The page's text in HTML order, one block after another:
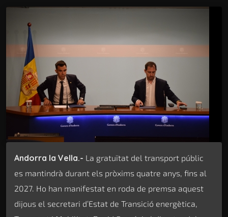
Andorra la Vella.- La gratuïtat del transport públic
es mantindrà durant els pròxims quatre anys, fins al
2027. Ho han manifestat en roda de premsa aquest
dijous el secretari d’Estat de Transició energètica,